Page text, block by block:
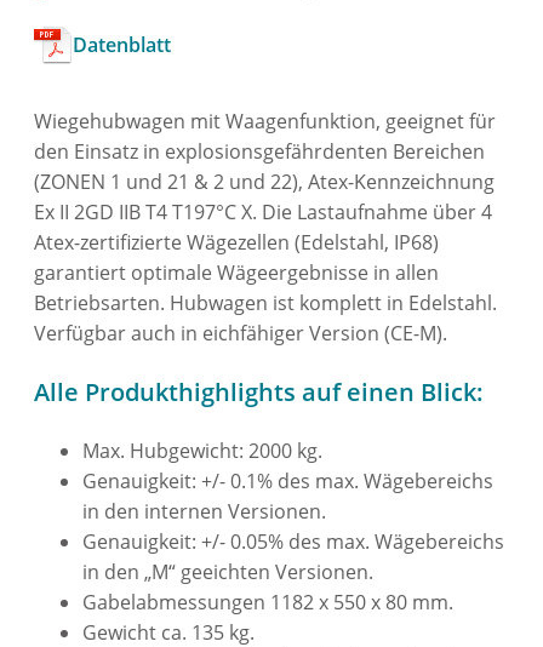
Datenblatt
Wiegehubwagen mit Waagenfunktion, geeignet für
den Einsatz in explosionsgefährdenten Bereichen
(ZONEN 1 und 21 & 2 und 22), Atex-Kennzeichnung
Ex II 2GD IIB T4 T197°C X. Die Lastaufnahme über 4
Atex-zertifizierte Wägezellen (Edelstahl, IP68)
garantiert optimale Wägeergebnisse in allen
Betriebsarten. Hubwagen ist komplett in Edelstahl.
Verfügbar auch in eichfähiger Version (CE-M).
Alle Produkthighlights auf einen Blick:
Max. Hubgewicht: 2000 kg.
Genauigkeit: +/- 0.1% des max. Wägebereichs
in den internen Versionen.
Genauigkeit: +/- 0.05% des max. Wägebereichs
in den „M“ geeichten Versionen.
Gabelabmessungen 1182 x 550 x 80 mm.
Gewicht ca. 135 kg.